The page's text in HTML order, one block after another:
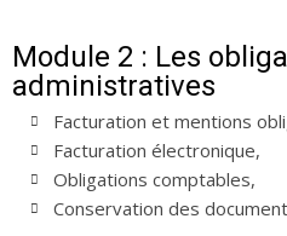
Module 2 : Les
administratives
Facturation et mentions
Facturation électronique,
Obligations comptables,
Conservation des